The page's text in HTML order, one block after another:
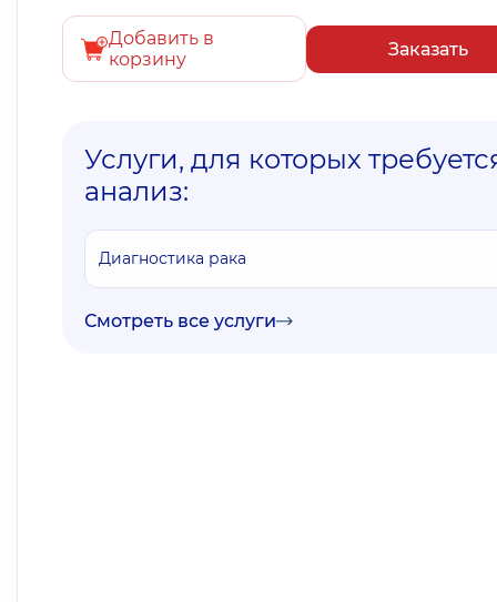
Добавить в
корзину
Заказать
Услуги, для которых
анализ:
Диагностика рака
Смотреть все услуги